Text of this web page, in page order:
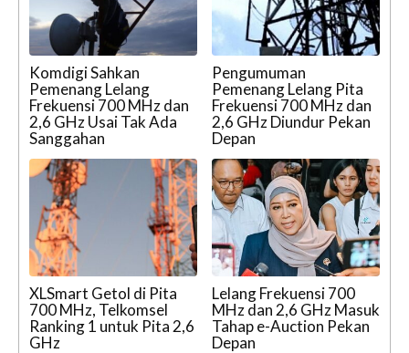
Komdigi Sahkan
Pemenang Lelang
Frekuensi 700 MHz dan
2,6 GHz Usai Tak Ada
Sanggahan
Pengumuman
Pemenang Lelang Pita
Frekuensi 700 MHz dan
2,6 GHz Diundur Pekan
Depan
XLSmart Getol di Pita
700 MHz, Telkomsel
Ranking 1 untuk Pita 2,6
GHz
Lelang Frekuensi 700
MHz dan 2,6 GHz Masuk
Tahap e-Auction Pekan
Depan